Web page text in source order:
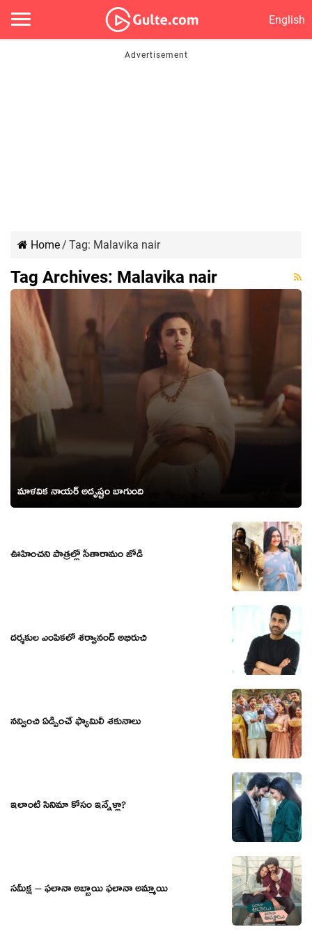
English
Home/ Tag: Malavika nair
Tag Archives: Malavika nair
మాళవిక నాయర్ అదృష్టం బాగుంది
ఊహించని పాత్రల్లో సీతారామం జోడి
దర్శకుల ఎంపికలో శర్వానంద్ అభిరుచి
నవ్వించి ఏడ్పించే ఫ్యామిలీ శకునాలు
ఇలాంటి సినిమా కోసం ఇన్నేళ్లా?
సమీక్ష – ఫలానా అబ్బాయి ఫలానా అమ్మాయి